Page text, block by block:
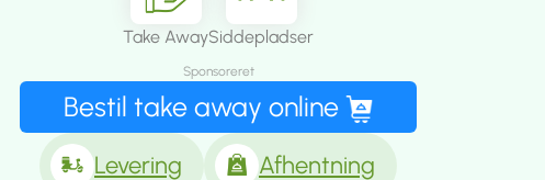
Take AwaySiddepladser
Sponsoreret
Bestil take away online
Levering Afhentning